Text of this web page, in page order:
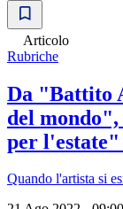
Articolo
Rubriche
Da "Battito
del
per l'estate"
Quando l'artista si